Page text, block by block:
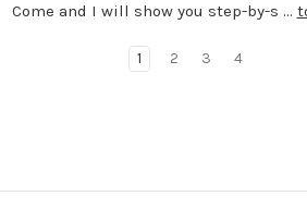
Come and I will show you step-by-s …
1 2 3 4